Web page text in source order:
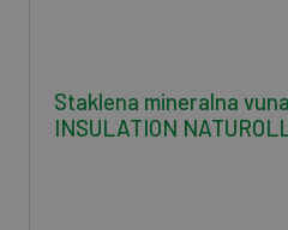
Staklena mineralna
INSULATION